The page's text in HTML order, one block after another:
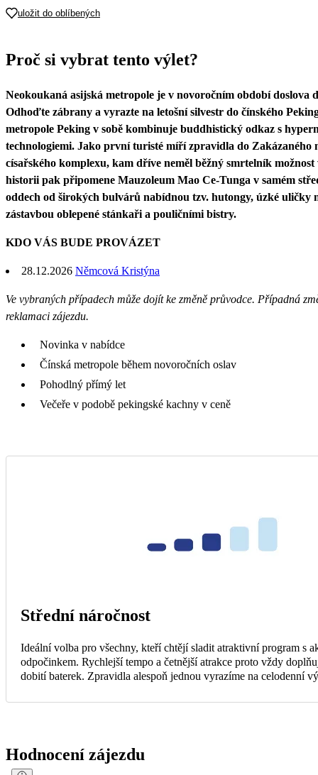
39 899
uložit do oblíbených
Proč si vybrat tento výlet?
Neokoukaná asijská metropole je v novoročním období doslova
Odhoďte zábrany a vyrazte na letošní silvestr do čínského
metropole Peking v sobě kombinuje buddhistický odkaz s
technologiemi. Jako první turisté míří zpravidla do Zakázaného
císařského komplexu, kam dříve neměl běžný smrtelník
historii pak připomene Mauzoleum Mao Ce-Tunga v samém
oddech od širokých bulvárů nabídnou tzv. hutongy, úzké uličky
zástavbou oblepené stánkaři a pouličními bistry.
KDO VÁS BUDE PROVÁZET
28.12.2026 Němcová Kristýna
Ve vybraných případech může dojít ke změně průvodce. Případná
reklamaci zájezdu.
Novinka v nabídce
Čínská metropole během novoročních oslav
Pohodlný přímý let
Večeře v podobě pekingské kachny v ceně
Střední náročnost
Ideální volba pro všechny, kteří chtějí sladit atraktivní program s
odpočinkem. Rychlejší tempo a četnější atrakce proto vždy
dobití baterek. Zpravidla alespoň jednou vyrazíme na celodenní
Hodnocení zájezdu